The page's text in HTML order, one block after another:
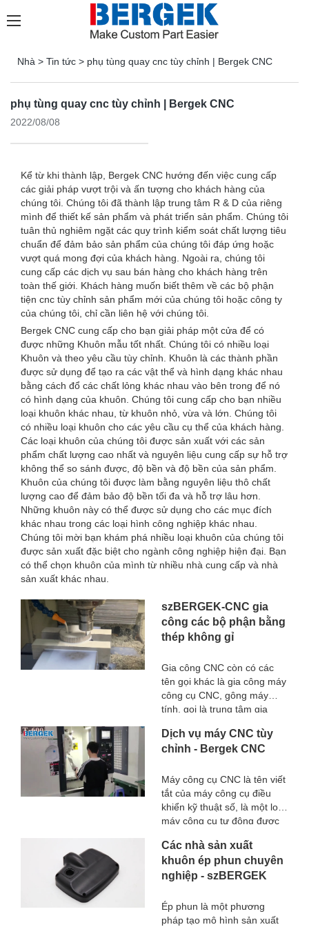
Nhà > Tin tức > phụ tùng quay cnc tùy chỉnh | Bergek CNC
phụ tùng quay cnc tùy chỉnh | Bergek CNC
2022/08/08
Kể từ khi thành lập, Bergek CNC hướng đến việc cung cấp
các giải pháp vượt trội và ấn tượng cho khách hàng của
chúng tôi. Chúng tôi đã thành lập trung tâm R & D của riêng
mình để thiết kế sản phẩm và phát triển sản phẩm. Chúng tôi
tuân thủ nghiêm ngặt các quy trình kiểm soát chất lượng tiêu
chuẩn để đảm bảo sản phẩm của chúng tôi đáp ứng hoặc
vượt quá mong đợi của khách hàng. Ngoài ra, chúng tôi
cung cấp các dịch vụ sau bán hàng cho khách hàng trên
toàn thế giới. Khách hàng muốn biết thêm về các bộ phận
tiện cnc tùy chỉnh sản phẩm mới của chúng tôi hoặc công ty
của chúng tôi, chỉ cần liên hệ với chúng tôi.
Bergek CNC cung cấp cho bạn giải pháp một cửa để có
được những Khuôn mẫu tốt nhất. Chúng tôi có nhiều loại
Khuôn và theo yêu cầu tùy chỉnh. Khuôn là các thành phần
được sử dụng để tạo ra các vật thể và hình dạng khác nhau
bằng cách đổ các chất lỏng khác nhau vào bên trong để nó
có hình dạng của khuôn. Chúng tôi cung cấp cho bạn nhiều
loại khuôn khác nhau, từ khuôn nhỏ, vừa và lớn. Chúng tôi
có nhiều loại khuôn cho các yêu cầu cụ thể của khách hàng.
Các loại khuôn của chúng tôi được sản xuất với các sản
phẩm chất lượng cao nhất và nguyên liệu cung cấp sự hỗ trợ
không thể so sánh được, độ bền và độ bền của sản phẩm.
Khuôn của chúng tôi được làm bằng nguyên liệu thô chất
lượng cao để đảm bảo độ bền tối đa và hỗ trợ lâu hơn.
Những khuôn này có thể được sử dụng cho các mục đích
khác nhau trong các loại hình công nghiệp khác nhau.
Chúng tôi mời bạn khám phá nhiều loại khuôn của chúng tôi
được sản xuất đặc biệt cho ngành công nghiệp hiện đại. Bạn
có thể chọn khuôn của mình từ nhiều nhà cung cấp và nhà
sản xuất khác nhau.
szBERGEK-CNC gia
công các bộ phận bằng
thép không gỉ
Gia công CNC còn có các
tên gọi khác là gia công máy
công cụ CNC, gông máy
tính, gọi là trung tâm gia
là biên dịch các quy trình gia
công, các công việc thủ công
tính. Nó là một loại máy
công cụ tự động được điều
khiển bởi chương trình. Hệ
thống điều khiển này có thể
hợp lý với mã điều khiển
hoặc các lệnh ký hiệu khác,
thông qua máy tính để giải
hiện các hành động quy
định, thông qua dụng cụ cắt
Dịch vụ máy CNC tùy
chỉnh - Bergek CNC
Máy công cụ CNC là tên viết
tắt của máy công cụ điều
khiển kỹ thuật số, là một loại
máy công cụ tự động được
chương trình. Hệ thống điều
khiển có thể xử lý chương
trình một cách hợp lý với mã
hiệu khác, và giải mã
chương trình, biểu diễn nó
Các nhà sản xuất
khuôn ép phun chuyên
nghiệp - szBERGEK
Ép phun là một phương
pháp tạo mô hình sản xuất